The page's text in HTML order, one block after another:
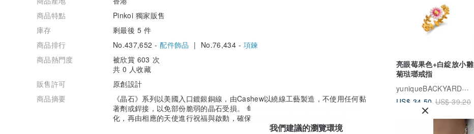
亮眼莓果色+白綻放小雛
菊琺瑯戒指
yuniqueBACKYARD後院飾品
US$ 34.50 US$ 39.20
商品特點
Pinkoi 獨家販售
庫存
剩最後 5 件
商品排行
No.437,652 -配件飾品 | No.76,434 - 項鍊
商品熱門度
被欣賞 603 次
共 0 人收藏
販售許可
原創設計
商品摘要
《晶石》系列以美國入口鍍銀銅線，由Cashew以繞線工藝製造，不使用任何黏
著劑或銲接，以免部份脆弱的晶石受損。 每一件晶石作品都會在出貨前進行淨
化，再由相應的天使進行祝福與啟動，確保你在收到作品後就能立即佩戴。
我們建議的瀏覽環境